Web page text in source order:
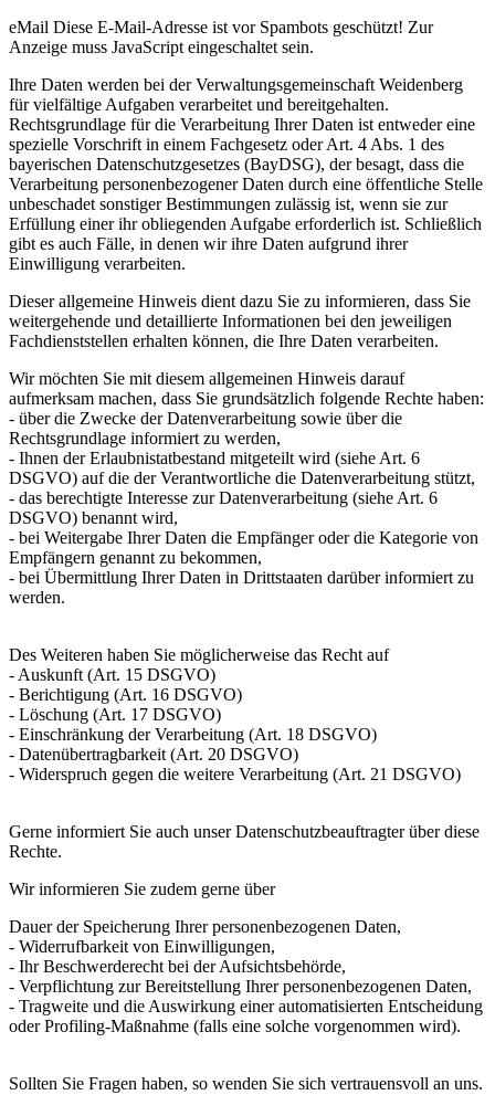
eMail Diese E-Mail-Adresse ist vor Spambots geschützt! Zur
Anzeige muss JavaScript eingeschaltet sein.
Ihre Daten werden bei der Verwaltungsgemeinschaft Weidenberg
für vielfältige Aufgaben verarbeitet und bereitgehalten.
Rechtsgrundlage für die Verarbeitung Ihrer Daten ist entweder eine
spezielle Vorschrift in einem Fachgesetz oder Art. 4 Abs. 1 des
bayerischen Datenschutzgesetzes (BayDSG), der besagt, dass die
Verarbeitung personenbezogener Daten durch eine öffentliche Stelle
unbeschadet sonstiger Bestimmungen zulässig ist, wenn sie zur
Erfüllung einer ihr obliegenden Aufgabe erforderlich ist. Schließlich
gibt es auch Fälle, in denen wir ihre Daten aufgrund ihrer
Einwilligung verarbeiten.
Dieser allgemeine Hinweis dient dazu Sie zu informieren, dass Sie
weitergehende und detaillierte Informationen bei den jeweiligen
Fachdienststellen erhalten können, die Ihre Daten verarbeiten.
Wir möchten Sie mit diesem allgemeinen Hinweis darauf
aufmerksam machen, dass Sie grundsätzlich folgende Rechte haben:
- über die Zwecke der Datenverarbeitung sowie über die
Rechtsgrundlage informiert zu werden,
- Ihnen der Erlaubnistatbestand mitgeteilt wird (siehe Art. 6
DSGVO) auf die der Verantwortliche die Datenverarbeitung stützt,
- das berechtigte Interesse zur Datenverarbeitung (siehe Art. 6
DSGVO) benannt wird,
- bei Weitergabe Ihrer Daten die Empfänger oder die Kategorie von
Empfängern genannt zu bekommen,
- bei Übermittlung Ihrer Daten in Drittstaaten darüber informiert zu
werden.
Des Weiteren haben Sie möglicherweise das Recht auf
- Auskunft (Art. 15 DSGVO)
- Berichtigung (Art. 16 DSGVO)
- Löschung (Art. 17 DSGVO)
- Einschränkung der Verarbeitung (Art. 18 DSGVO)
- Datenübertragbarkeit (Art. 20 DSGVO)
- Widerspruch gegen die weitere Verarbeitung (Art. 21 DSGVO)
Gerne informiert Sie auch unser Datenschutzbeauftragter über diese
Rechte.
Wir informieren Sie zudem gerne über
Dauer der Speicherung Ihrer personenbezogenen Daten,
- Widerrufbarkeit von Einwilligungen,
- Ihr Beschwerderecht bei der Aufsichtsbehörde,
- Verpflichtung zur Bereitstellung Ihrer personenbezogenen Daten,
- Tragweite und die Auswirkung einer automatisierten Entscheidung
oder Profiling-Maßnahme (falls eine solche vorgenommen wird).
Sollten Sie Fragen haben, so wenden Sie sich vertrauensvoll an uns.